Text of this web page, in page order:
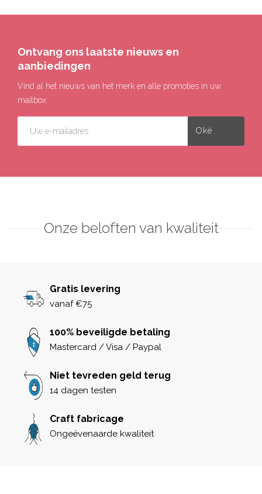
Ontvang ons laatste nieuws en
aanbiedingen
Vind al het nieuws van het merk en alle promoties in uw
mailbox.
Onze beloften van kwaliteit
Gratis levering
vanaf €75
100% beveiligde betaling
Mastercard / Visa / Paypal
Niet tevreden geld terug
14 dagen testen
Craft fabricage
Ongeëvenaarde kwaliteit